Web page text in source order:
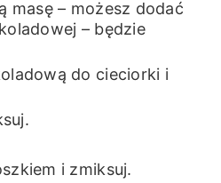
masę – możesz dodać
– będzie
do cieciorki i
i zmiksuj.